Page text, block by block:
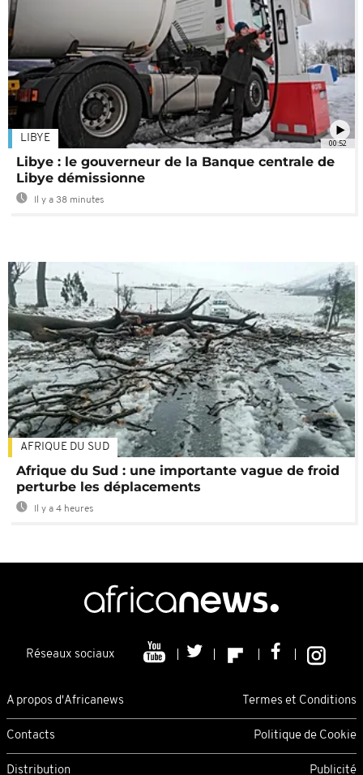
00:52
LIBYE
Libye : le gouverneur de la Banque centrale de
Libye démissionne
Il y a 38 minutes
AFRIQUE DU SUD
Afrique du Sud : une importante vague de froid
perturbe les déplacements
Il y a 4 heures
Réseaux sociaux
A propos d'Africanews Termes et Conditions
Contacts Politique de Cookie
Distribution Publicité